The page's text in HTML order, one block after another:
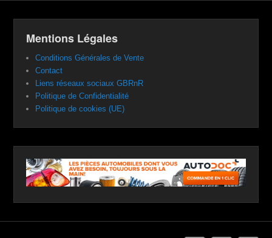
Mentions Légales
Conditions Générales de Vente
Contact
Liens réseaux sociaux GBRnR
Politique de Confidentialité
Politique de cookies (UE)